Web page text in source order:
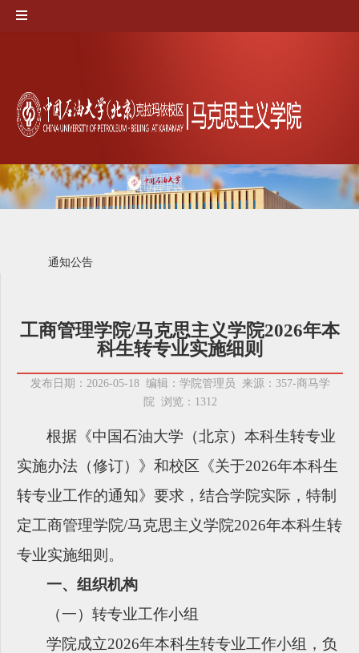
通知公告
工商管理学院/马克思主义学院2026年本
科生转专业实施细则
发布日期：2026-05-18 编辑：学院管理员 来源：357-商马学
院 浏览： 1312
根据《中国石油大学（北京）本科生转专业
实施办法（修订）》和校区《关于2026年本科生
转专业工作的通知》要求，结合学院实际，特制
定工商管理学院/马克思主义学院2026年本科生转
专业实施细则。
一、组织机构
（一）转专业工作小组
学院成立2026年本科生转专业工作小组，负